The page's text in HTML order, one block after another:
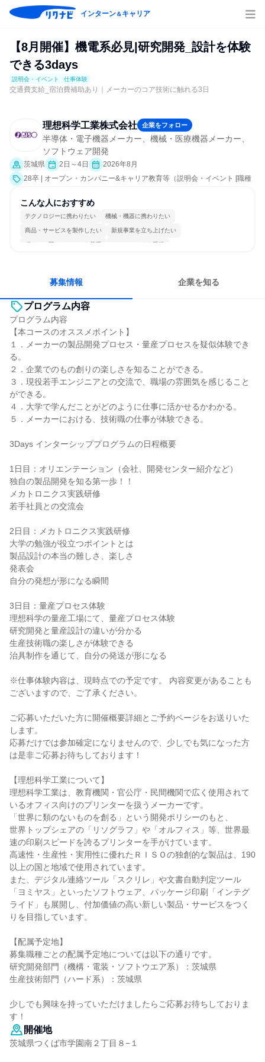
インターン＆キャリア
【8月開催】機電系必見|研究開発_設計を体験
できる3days
説明会・イベント 仕事体験
交通費支給_宿泊費補助あり｜メーカーのコア技術に触れる3日
理想科学工業株式会社 企業をフォロー
半導体・電子機器メーカー、機械・医療機器メーカー、
ソフトウェア開発
茨城県 2日～4日
2026年8月
28卒 | オープン・カンパニー&キャリア教育等（説明会・イベント [職種
こんな人におすすめ
テクノロジーに携わりたい 機械・機器に携わりたい
商品・サービスを製作したい 新規事業を立ち上げたい
穏やかで互いのペースを尊重 チームワークを重視
募集情報 企業を知る
プログラム内容
プログラム内容
【本コースのオススメポイント】
１．メーカーの製品開発プロセス・量産プロセスを疑似体験でき
る。
２．企業でのもの創りの楽しさを知ることができる。
３．現役若手エンジニアとの交流で、職場の雰囲気を感じること
ができる。
４．大学で学んだことがどのように仕事に活かせるかわかる。
５．メーカーにおける、技術職の仕事が体験できる。
3Days インターシッププログラムの日程概要
1日目：オリエンテーション（会社、開発センター紹介など）
独自の製品開発を知る第一歩！！
メカトロニクス実践研修
若手社員との交流会
2日目：メカトロニクス実践研修
大学の勉強が役立つポイントとは
製品設計の本当の難しさ、楽しさ
発表会
自分の発想が形になる瞬間
3日目：量産プロセス体験
理想科学の量産工場にて、量産プロセス体験
研究開発と量産設計の違いが分かる
生産技術職の楽しさが体験できる
治具制作を通じて、自分の発送が形になる
※仕事体験内容は、現時点での予定です。 内容変更があることも
ございますので、ご了承ください。
ご応募いただいた方に開催概要詳細とご予約ページをお送りいた
します。
応募だけでは参加確定になりませんので、少しでも気になった方
は是非ご応募お待ちしております！
【理想科学工業について】
理想科学工業は、教育機関・官公庁・民間機関で広く使用されて
いるオフィス向けのプリンターを扱うメーカーです。
「世界に類のないものを創る」という開発ポリシーのもと、
世界トップシェアの「リソグラフ」や「オルフィス」等、世界最
速の印刷スピードを誇るプリンターを手がけています。
高速性・生産性・実用性に優れたＲＩＳＯの独創的な製品は、190
以上の国と地域で使用されています。
また、デジタル連絡ツール「スクリレ」や文書自動判定ツール
「ヨミヤス」といったソフトウェア、パッケージ印刷「インテグ
ライド」も展開し、付加価値の高い新しい製品・サービスをつく
りを目指しています。
【配属予定地】
募集職種ごとの配属予定地については以下の通りです。
研究開発部門（機構・電装・ソフトウエア系）：茨城県
生産技術部門（ハード系）：茨城県
少しでも興味を持っていただけましたらご応募お待ちしておりま
す！
開催地
茨城県つくば市学園南２丁目８−１